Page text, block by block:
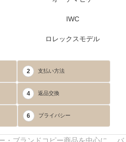
IWC
ロレックスモデル
2 支払い方法
4 返品交換
6 プライバシー
・ブランドコピー商品を中心に、 バ